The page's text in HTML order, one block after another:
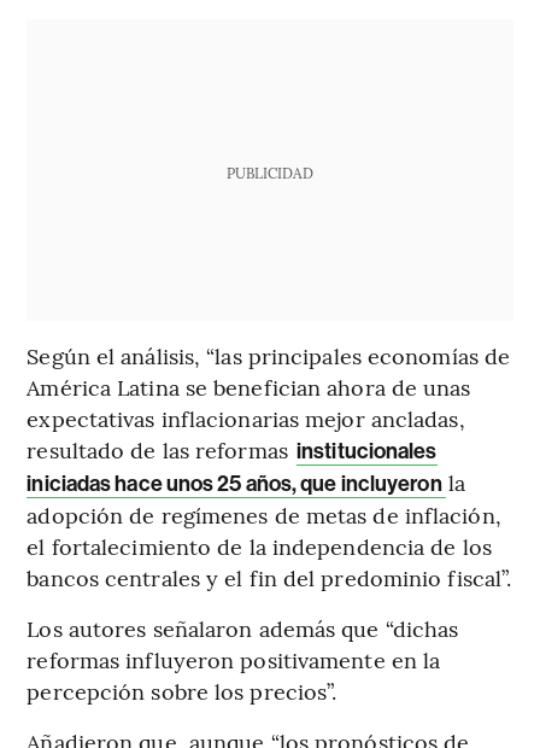
PUBLICIDAD
Según el análisis, “las principales economías de
América Latina se benefician ahora de unas
expectativas inflacionarias mejor ancladas,
resultado de las reformas institucionales
iniciadas hace unos 25 años, que incluyeron la
adopción de regímenes de metas de inflación,
el fortalecimiento de la independencia de los
bancos centrales y el fin del predominio fiscal”.
Los autores señalaron además que “dichas
reformas influyeron positivamente en la
percepción sobre los precios”.
Añadieron que, aunque “los pronósticos de